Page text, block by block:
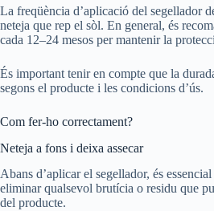
La freqüència d’aplicació del segellador
neteja que rep el sòl. En general, és
cada 12–24 mesos per mantenir la
És important tenir en compte que la
segons el producte i les condicions d’ús.
Com fer-ho correctament?
Neteja a fons i deixa assecar
Abans d’aplicar el segellador, és
eliminar qualsevol brutícia o residu que
del producte.